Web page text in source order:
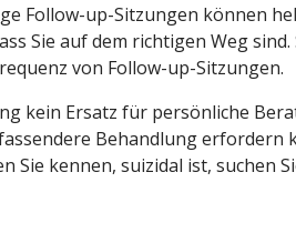
Follow-up-Sitzungen können
Sie auf dem richtigen Weg sind.
von Follow-up-Sitzungen.
kein Ersatz für persönliche
Behandlung erfordern
Sie kennen, suizidal ist, suchen